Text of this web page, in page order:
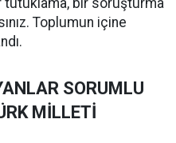
tutuklama, bir soruşturma
Toplumun içine
SORUMLU
MİLLETİ